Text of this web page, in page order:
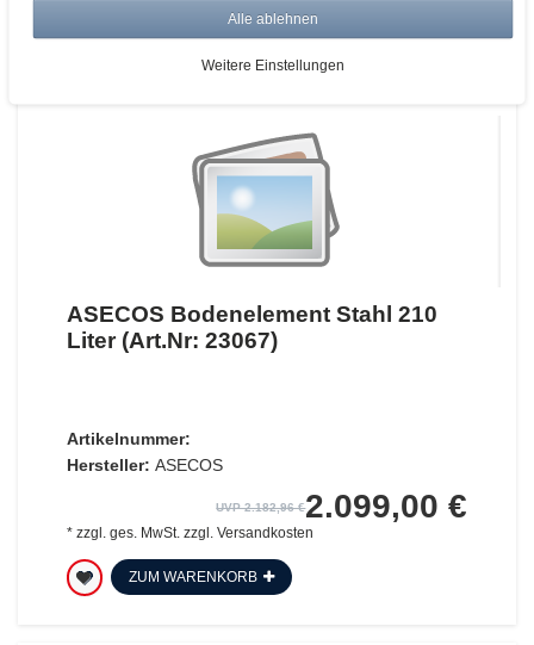
ASECOS Bodenelement Stahl 210
Liter (Art.Nr: 23067)
Artikelnummer:
Hersteller: ASECOS
UVP 2.182,96 €2.099,00 €
* zzgl. ges. MwSt. zzgl. Versandkosten
ZUM WARENKORB
Alle ablehnen
Weitere Einstellungen